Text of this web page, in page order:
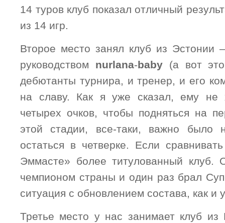
14 туров клуб показал отличный
из 14 игр.
Второе место занял клуб из
руководством nurlanа-baby(а вот
дебютанты турнира, и тренер, и его
на славу. Как я уже сказал, ему не
четырех очков, чтобы подняться на
этой стадии, все-таки, важно было
остаться в четверке. Если
Эммасте» более титулованный клуб.
чемпионом страны и один раз брал
ситуация с обновлением состава, как и
Третье место у нас занимает клуб